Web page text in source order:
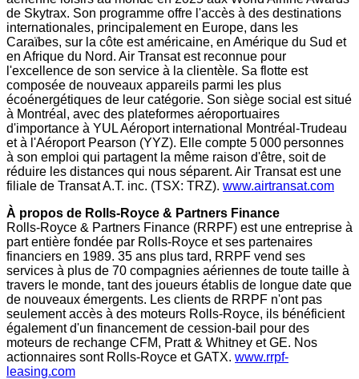
de Skytrax. Son programme offre l'accès à des destinations
internationales, principalement en Europe, dans les
Caraïbes, sur la côte est américaine, en Amérique du Sud et
en Afrique du Nord. Air Transat est reconnue pour
l'excellence de son service à la clientèle. Sa flotte est
composée de nouveaux appareils parmi les plus
écoénergétiques de leur catégorie. Son siège social est situé
à Montréal, avec des plateformes aéroportuaires
d'importance à YUL Aéroport international Montréal-Trudeau
et à l'Aéroport Pearson (YYZ). Elle compte 5 000 personnes
à son emploi qui partagent la même raison d'être, soit de
réduire les distances qui nous séparent. Air Transat est une
filiale de Transat A.T. inc. (TSX: TRZ). www.airtransat.com
À propos de Rolls-Royce & Partners Finance
Rolls-Royce & Partners Finance (RRPF) est une entreprise à
part entière fondée par Rolls-Royce et ses partenaires
financiers en 1989. 35 ans plus tard, RRPF vend ses
services à plus de 70 compagnies aériennes de toute taille à
travers le monde, tant des joueurs établis de longue date que
de nouveaux émergents. Les clients de RRPF n'ont pas
seulement accès à des moteurs Rolls-Royce, ils bénéficient
également d'un financement de cession-bail pour des
moteurs de rechange CFM, Pratt & Whitney et GE. Nos
actionnaires sont Rolls-Royce et GATX. www.rrpf-
leasing.com